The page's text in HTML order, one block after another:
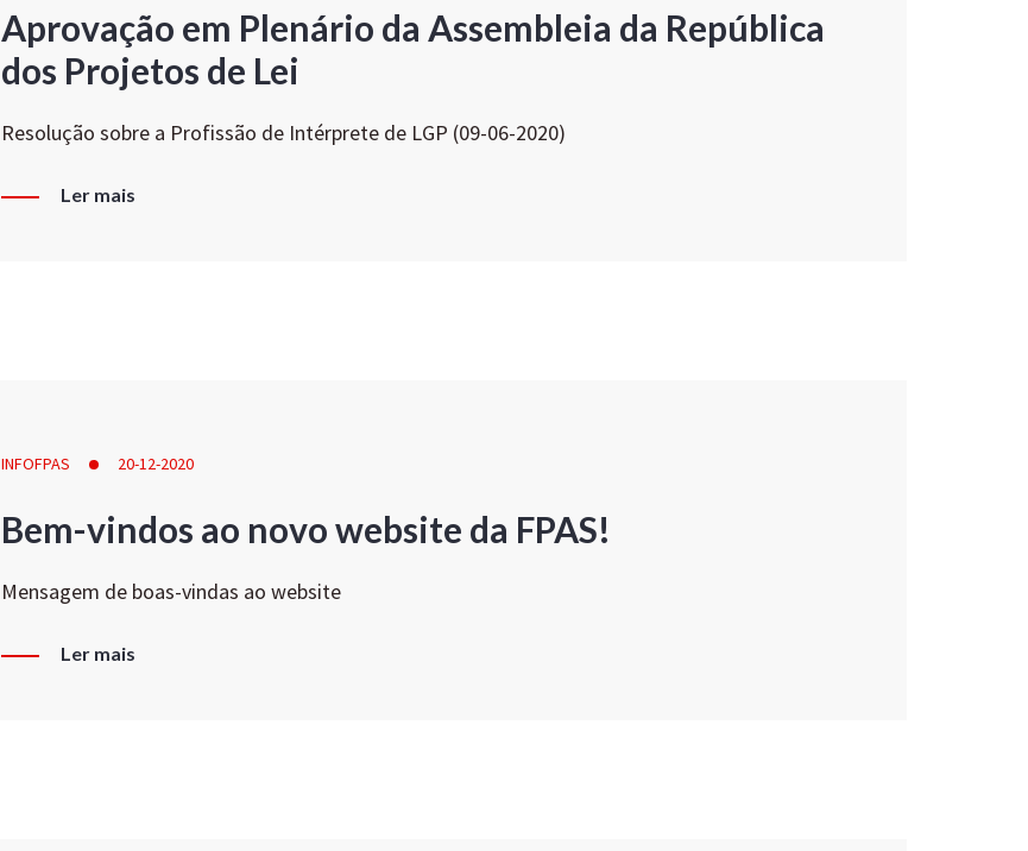
Aprovação em Plenário da Assembleia da República
dos Projetos de Lei
Resolução sobre a Profissão de Intérprete de LGP (09-06-2020)
Ler mais
INFOFPAS 20-12-2020
Bem-vindos ao novo website da FPAS!
Mensagem de boas-vindas ao website
Ler mais